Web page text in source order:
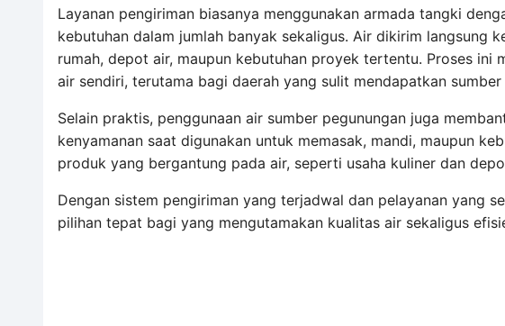
Layanan pengiriman biasanya menggunakan armada tangki
kebutuhan dalam jumlah banyak sekaligus. Air dikirim langsung
rumah, depot air, maupun kebutuhan proyek tertentu. Proses
air sendiri, terutama bagi daerah yang sulit mendapatkan sumber
Selain praktis, penggunaan air sumber pegunungan juga
kenyamanan saat digunakan untuk memasak, mandi, maupun
produk yang bergantung pada air, seperti usaha kuliner dan
Dengan sistem pengiriman yang terjadwal dan pelayanan yang
pilihan tepat bagi yang mengutamakan kualitas air sekaligus